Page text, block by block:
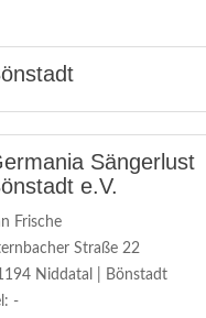
Sängerlust
e.V.
Frische
Straße 22
Niddatal | Bönstadt
-